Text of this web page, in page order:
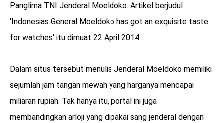
Panglima TNI Jenderal Moeldoko. Artikel berjudul
'Indonesias General Moeldoko has got an exquisite taste
for watches' itu dimuat 22 April 2014.
Dalam situs tersebut menulis Jenderal Moeldoko memiliki
sejumlah jam tangan mewah yang harganya mencapai
miliaran rupiah. Tak hanya itu, portal ini juga
membandingkan arloji yang dipakai sang jenderal dengan